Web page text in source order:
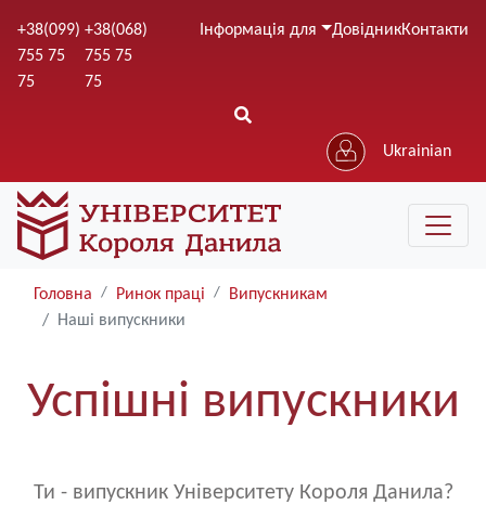
до
+38(099)
755 75
75
+38(068)
755 75
75
Інформація для ДовідникКонтакти
Ukrainian
Головна Ринок праці
Випускникам
Наші випускники
Успішні випускники
Ти - випускник Університету Короля Данила?